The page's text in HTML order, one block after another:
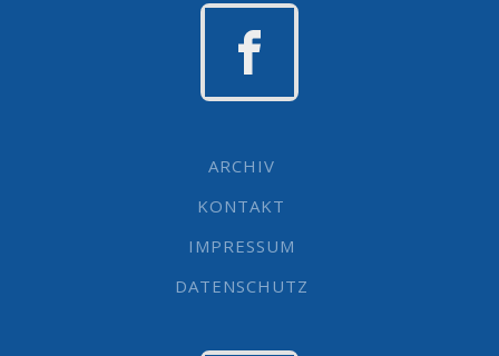
ARCHIV
KONTAKT
IMPRESSUM
DATENSCHUTZ